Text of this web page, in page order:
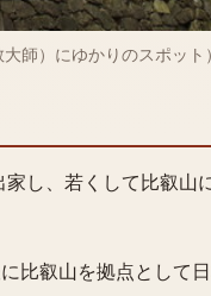
師）にゆかりのスポット
し、若くして比叡山
比叡山を拠点として